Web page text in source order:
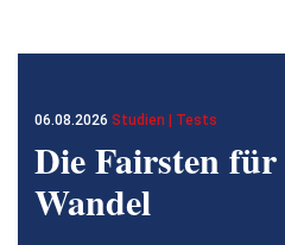
06.08.2026 Studien | Tests
Die Fairsten
Wandel